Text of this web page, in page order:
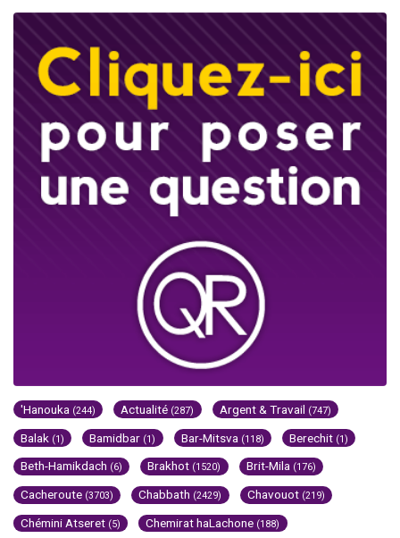
'Hanouka (244) Actualité (287) Argent & Travail (747)
Balak (1) Bamidbar (1) Bar-Mitsva (118) Berechit (1)
Beth-Hamikdach (6) Brakhot (1520) Brit-Mila (176)
Cacheroute (3703) Chabbath (2429) Chavouot (219)
Chémini Atseret (5) Chemirat haLachone (188)